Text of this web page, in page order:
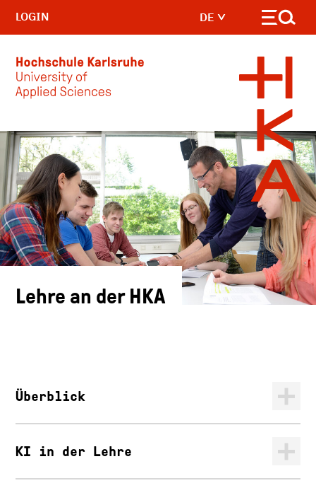
Skip to main content
DE
LOGIN
Lehre an der HKA
Überblick
KI in der Lehre